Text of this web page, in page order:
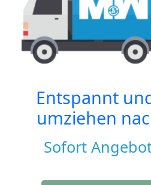
Entspannt
umziehen
Sofort